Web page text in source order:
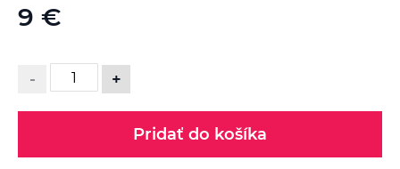
9 €
- +
Pridať do košíka